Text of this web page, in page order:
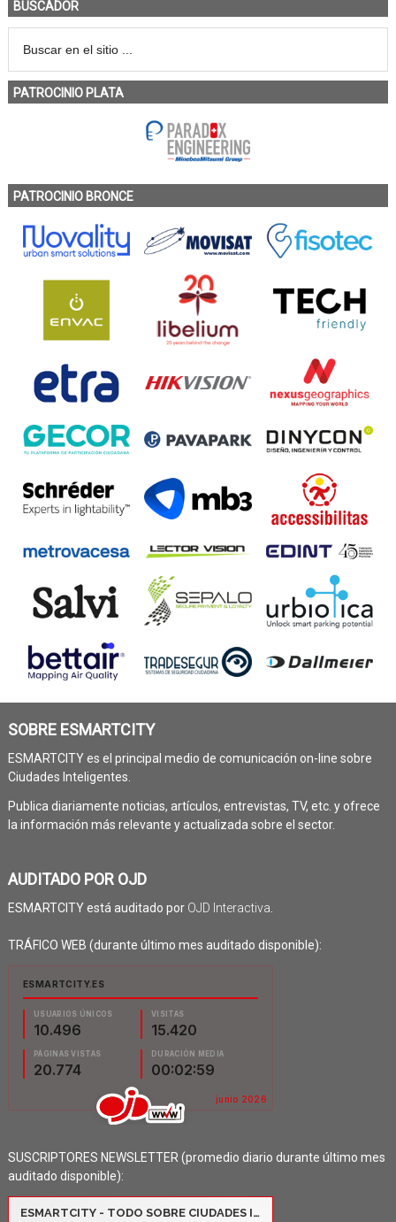
BUSCADOR
PATROCINIO PLATA
PATROCINIO BRONCE
SOBRE ESMARTCITY
ESMARTCITY es el principal medio de comunicación on-line sobre
Ciudades Inteligentes.
Publica diariamente noticias, artículos, entrevistas, TV, etc. y ofrece
la información más relevante y actualizada sobre el sector.
AUDITADO POR OJD
ESMARTCITY está auditado por OJD Interactiva
TRÁFICO WEB (durante último mes auditado disponible):
SUSCRIPTORES NEWSLETTER (promedio diario durante último mes
auditado disponible):